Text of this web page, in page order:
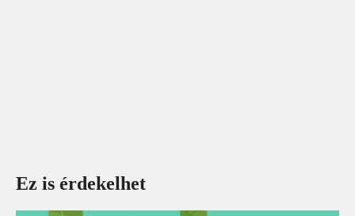
Ez is érdekelhet